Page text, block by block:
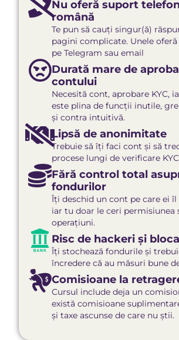
Nu oferă suport
română
Te pun să cauți singur(ă)
pagini complicate. Unele
pe Telegram sau email
Durată mare de
contului
Necesită cont, aprobare KYC,
este plina de funcții inutile,
și contra intuitivă.
Lipsă de anonimitate
Trebuie să îți faci cont și să
procese lungi de verificare
Fără control total
fondurilor
Îți deschid un cont pe care ei îl
iar tu doar le ceri permisiunea
operațiuni.
Risc de hackeri și
Îți stochează fondurile și
încredere că au măsuri bune
Comisioane la
Cursul include deja un
există comisioane
și taxe ascunse de care nu știi.​